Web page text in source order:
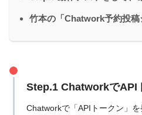
竹本の「Chatwork予約投稿
Step.1 ChatworkでAPI
Chatworkで「APIトークン」を